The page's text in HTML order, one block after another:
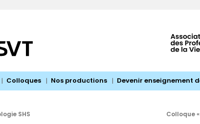
Colloques Nos productions Devenir enseignement
SHS
Colloque